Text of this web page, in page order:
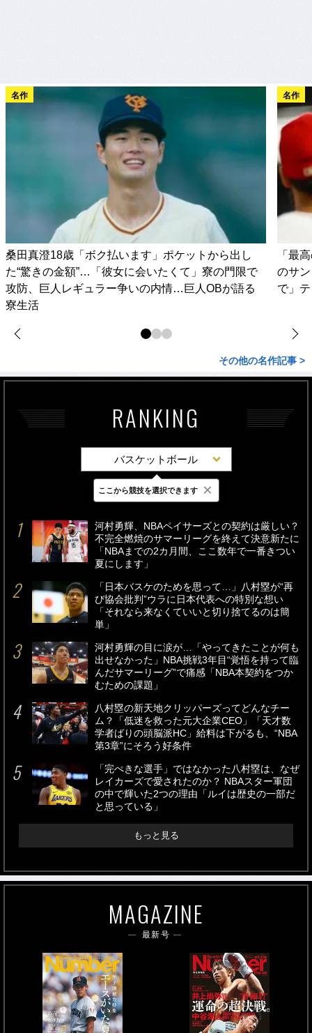
名作
桑田真澄18歳「ボク払います」ポケットから出し
た“驚きの金額”…「彼女に会いたくて」寮の門限で
攻防、巨人レギュラー争いの内情…巨人OBが語る
寮生活
名作
「最
のサ
で」
その他の名作記事 >
RANKING
バスケットボール
最新 24時間 週間
河村勇輝、NBAペイサーズとの契約は厳しい？
不完全燃焼のサマーリーグを終えて決意新たに
「NBAまでの2カ月間、ここ数年で一番きつい
夏にします」
「日本バスケのためを思って…」八村塁が“再
び協会批判”ウラに日本代表への特別な想い
「それなら来なくていいと切り捨てるのは簡
単」
河村勇輝の目に涙が…「やってきたことが何も
出せなかった」NBA挑戦3年目“覚悟を持って臨
んだサマーリーグ”で痛感「NBA本契約をつか
むための課題」
八村塁の新天地クリッパーズってどんなチー
ム？「低迷を救った元大企業CEO」「天才数
学者ばりの頭脳派HC」給料は下がるも、“NBA
第3章”にそろう好条件
「完ぺきな選手」ではなかった八村塁は、なぜ
レイカーズで愛されたのか？ NBAスター軍団
の中で輝いた2つの理由「ルイは歴史の一部だ
と思っている」
もっと見る
MAGAZINE
最新号
ここから競技を選択できます ×